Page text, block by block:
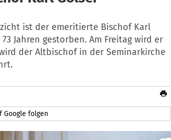
ist der emeritierte Bischof Karl
Jahren gestorben. Am Freitag wird er
der Altbischof in der Seminarkirche
Google folgen